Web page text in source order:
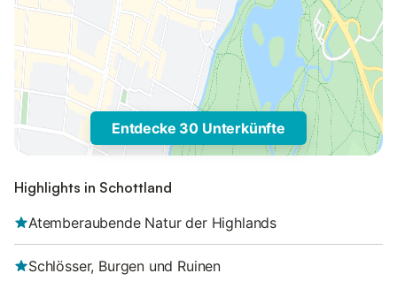
Entdecke 30 Unterkünfte
Highlights in Schottland
Atemberaubende Natur der Highlands
Schlösser, Burgen und Ruinen